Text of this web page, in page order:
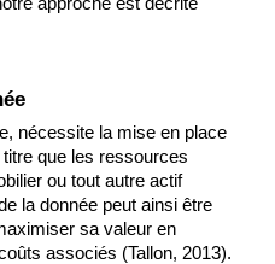
nécessite la mise en place
que les ressources
ou tout autre actif
la donnée peut ainsi être
sa valeur en
associés (Tallon, 2013).